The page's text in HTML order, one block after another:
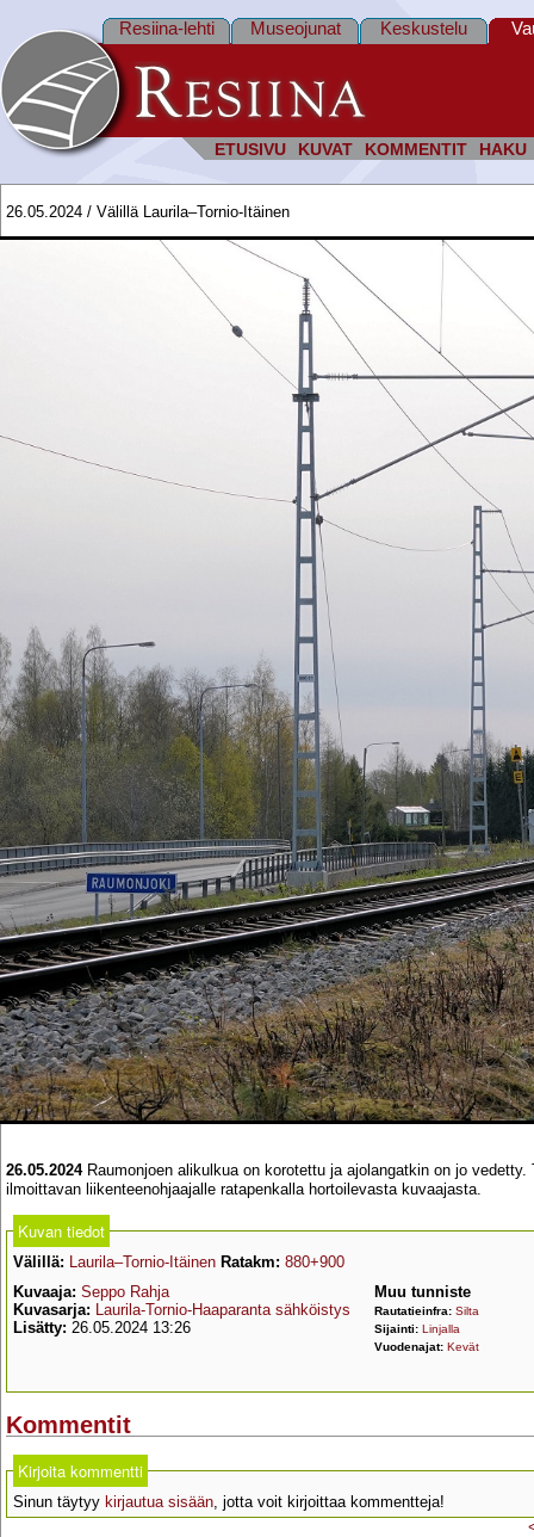
ETUSIVU KUVAT KOMMENTIT HAKU
Resiina-lehti Museojunat Keskustelu
26.05.2024 / Välillä Laurila–Tornio-Itäinen
26.05.2024Raumonjoen alikulkua on korotettu ja ajolangatkin on jo
ilmoittavan liikenteenohjaajalle ratapenkalla hortoilevasta kuvaajasta.
Kuvan tiedot
Välillä: Laurila–Tornio-Itäinen Ratakm: 880+900
Kuvaaja: Seppo Rahja
Kuvasarja: Laurila-Tornio-Haaparanta sähköistys
Lisätty: 26.05.2024 13:26
Muu tunniste
Rautatieinfra: Silta
Sijainti: Linjalla
Vuodenajat: Kevät
Kommentit
Kirjoita kommentti
Sinun täytyy kirjautua sisään , jotta voit kirjoittaa kommentteja!